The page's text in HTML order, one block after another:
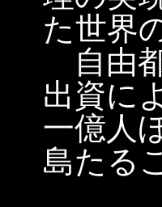
た世界
自由
出資に
一億人
島たる